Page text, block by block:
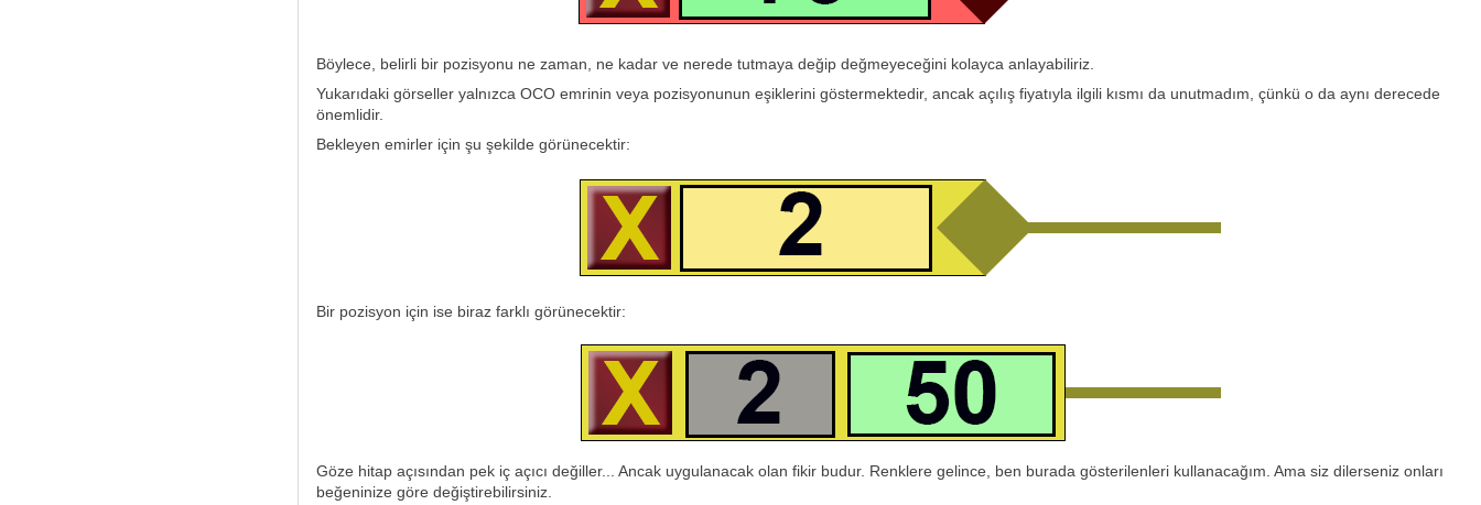
Böylece, belirli bir pozisyonu ne zaman, ne kadar ve nerede tutmaya değip değmeyeceğini kolayca anlayabiliriz.
Yukarıdaki görseller yalnızca OCO emrinin veya pozisyonunun eşiklerini göstermektedir, ancak açılış fiyatıyla ilgili kısmı da unutmadım, çünkü o da aynı derecede
önemlidir.
Bekleyen emirler için şu şekilde görünecektir:
Bir pozisyon için ise biraz farklı görünecektir:
Göze hitap açısından pek iç açıcı değiller... Ancak uygulanacak olan fikir budur. Renklere gelince, ben burada gösterilenleri kullanacağım. Ama siz dilerseniz onları
beğeninize göre değiştirebilirsiniz.